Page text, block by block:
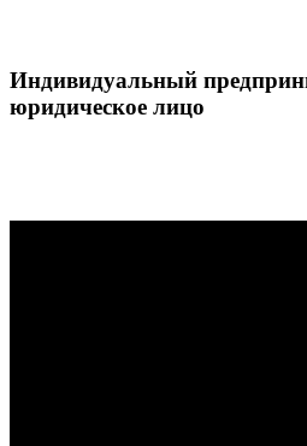
Индивидуальный
юридическое лицо